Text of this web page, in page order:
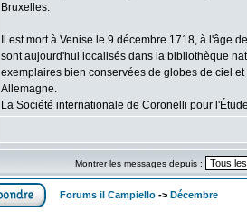
Bruxelles.
Il est mort à Venise le 9 décembre 1718, à l'âge
sont aujourd'hui localisés dans la bibliothèque
exemplaires bien conservées de globes de ciel
Allemagne.
La Société internationale de Coronelli pour
Montrer les messages depuis :
Forums il Campiello -> Décembre